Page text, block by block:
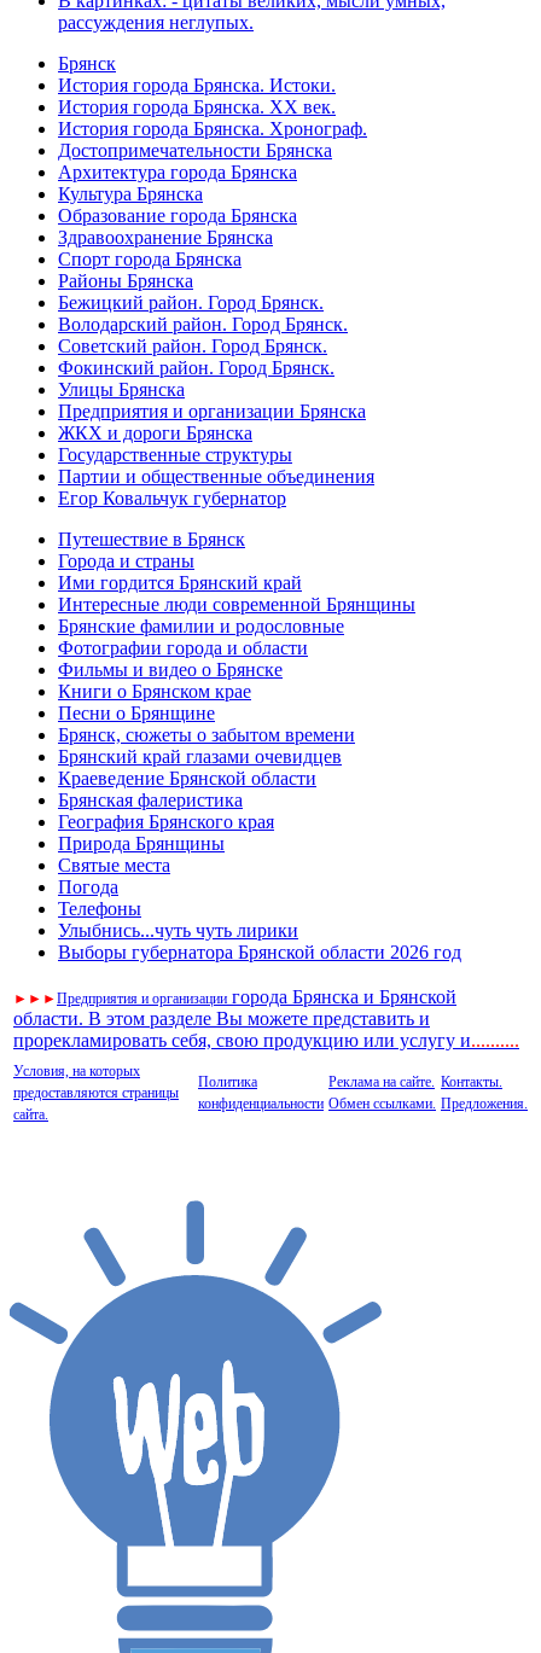
рассуждения неглупых.
Брянск
История города Брянска. Истоки.
История города Брянска. XX век.
История города Брянска. Хронограф.
Достопримечательности Брянска
Архитектура города Брянска
Культура Брянска
Образование города Брянска
Здравоохранение Брянска
Спорт города Брянска
Районы Брянска
Бежицкий район. Город Брянск.
Володарский район. Город Брянск.
Советский район. Город Брянск.
Фокинский район. Город Брянск.
Улицы Брянска
Предприятия и организации Брянска
ЖКХ и дороги Брянска
Государственные структуры
Партии и общественные объединения
Егор Ковальчук губернатор
Путешествие в Брянск
Города и страны
Ими гордится Брянский край
Интересные люди современной Брянщины
Брянские фамилии и родословные
Фотографии города и области
Фильмы и видео о Брянске
Книги о Брянском крае
Песни о Брянщине
Брянск, сюжеты о забытом времени
Брянский край глазами очевидцев
Краеведение Брянской области
Брянская фалеристика
География Брянского края
Природа Брянщины
Святые места
Погода
Телефоны
Улыбнись...чуть чуть лирики
Выборы губернатора Брянской области 2026 год
► ► ►Предприятия и организации города Брянска и Брянской
области. В этом разделе Вы можете представить и
прорекламировать себя, свою продукцию или услугу и..........
Условия, на которых
предоставляются страницы
сайта.
Политика
конфиденциальности
Реклама на сайте.
Обмен ссылками.
Контакты.
Предложения.